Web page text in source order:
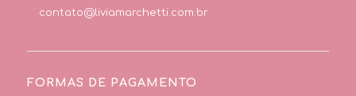
contato@liviamarchetti.com.br
FORMAS DE PAGAMENTO